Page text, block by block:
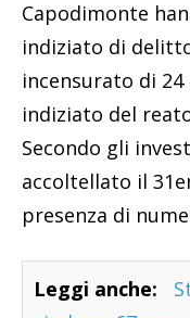
Capodimonte
indiziato di
incensurato di 24
indiziato del
Secondo gli
accoltellato il
presenza di
Leggi anche: